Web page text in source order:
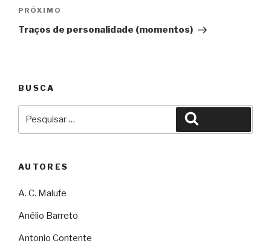
Próximo
PRÓXIMO
Traços de personalidade (momentos)
BUSCA
AUTORES
A. C. Malufe
Anélio Barreto
Antonio Contente